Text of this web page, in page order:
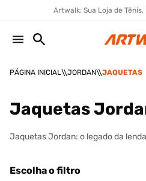
Artwalk: Sua Loja de
JORDAN JAQUETAS
Jaquetas
Jaquetas Jordan: o legado da
Escolha o filtro